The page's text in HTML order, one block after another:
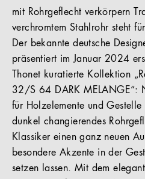
mit Rohrgeflecht verkörpern
verchromtem Stahlrohr steht
Der bekannte deutsche
präsentiert im Januar 2024
Thonet kuratierte Kollektion
32/S 64 DARK MELANGE“:
für Holzelemente und
dunkel changierendes
Klassiker einen ganz neuen
besondere Akzente in der
setzen lassen. Mit dem